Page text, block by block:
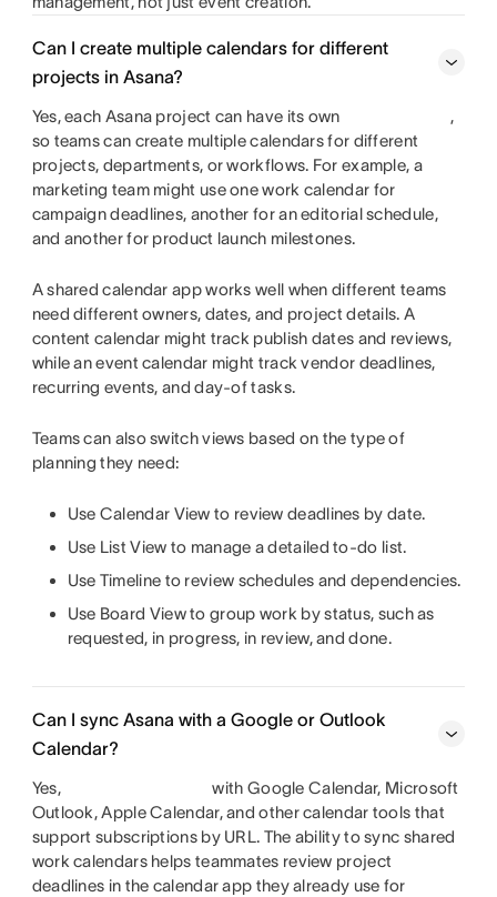
Can I create multiple calendars for different
projects in Asana?
Yes, each Asana project can have its own
,
so teams can create multiple calendars for different
projects, departments, or workflows. For example, a
marketing team might use one work calendar for
campaign deadlines, another for an editorial schedule,
and another for product launch milestones.
A shared calendar app works well when different teams
need different owners, dates, and project details. A
content calendar might track publish dates and reviews,
while an event calendar might track vendor deadlines,
recurring events, and day-of tasks.
Teams can also switch views based on the type of
planning they need:
Use Calendar View to review deadlines by date.
Use List View to manage a detailed to-do list.
Use Timeline to review schedules and dependencies.
Use Board View to group work by status, such as
requested, in progress, in review, and done.
Can I sync Asana with a Google or Outlook
Calendar?
Yes,
with Google Calendar, Microsoft
Outlook, Apple Calendar, and other calendar tools that
support subscriptions by URL. The ability to sync shared
work calendars helps teammates review project
deadlines in the calendar app they already use for